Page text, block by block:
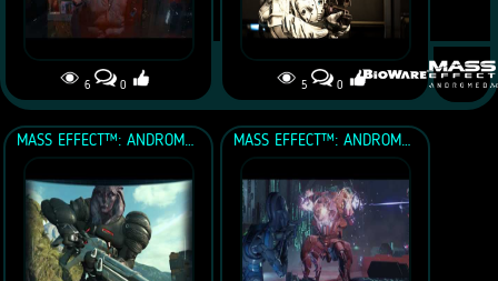
6 0 5 0
MASS EFFECT™: ANDROMEDA: разбор задания АПЕКС 09 — «Наступление Роекаар» MASS EFFECT™: ANDROMEDA: разбор задания АПЕКС 08 — «Глубже в подземелья»